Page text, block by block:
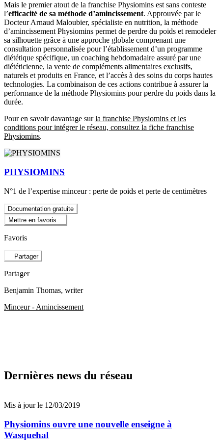
Mais le premier atout de la franchise Physiomins est sans conteste
l’efficacité de sa méthode d’amincissement. Approuvée par le
Docteur Arnaud Maloubier, spécialiste en nutrition, la méthode
d’amincissement Physiomins permet de perdre du poids et remodeler
sa silhouette grâce à une approche globale comprenant une
consultation personnalisée pour l’établissement d’un programme
diététique spécifique, un coaching hebdomadaire assuré par une
diététicienne, la vente de compléments alimentaires exclusifs,
naturels et produits en France, et l’accès à des soins du corps hautes
technologies. La combinaison de ces actions contribue à assurer la
performance de la méthode Physiomins pour perdre du poids dans la
durée.
Pour en savoir davantage surla franchise Physiomins et les
conditions pour intégrer le réseau, consultez la fiche franchise
Physiomins.
PHYSIOMINS
N°1 de l’expertise minceur : perte de poids et perte de centimètres
Documentation gratuite
Mettre en favoris
Favoris
Partager
Partager
Benjamin Thomas, writer
Minceur - Amincissement
Dernières news du réseau
Mis à jour le 12/03/2019
Physiomins ouvre une nouvelle enseigne à
Wasquehal